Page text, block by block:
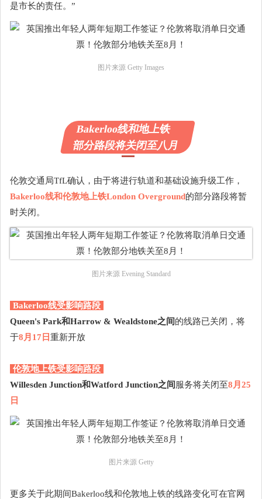
是市长的责任。”
图片来源 Getty Images
Bakerloo线和地上铁
部分路段将关闭至八月
伦敦交通局TfL确认，由于将进行轨道和基础设施升级工作，
Bakerloo线和伦敦地上铁London Overground的部分路段将暂
时关闭。
图片来源 Evening Standard
Bakerloo线受影响路段
Queen's Park和Harrow & Wealdstone之间的线路已关闭，将
于8月17日重新开放
伦敦地上铁受影响路段
Willesden Junction和Watford Junction之间 服务将关闭至8月25
日
图片来源 Getty
更多关于此期间Bakerloo线和伦敦地上铁的线路变化可在官网